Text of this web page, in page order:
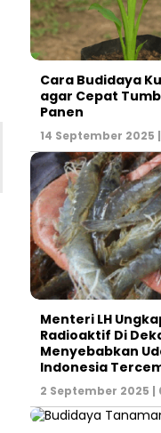
Cara Budidaya
agar Cepat
Panen
14 September 2025 |
Menteri LH
Radioaktif Di
Menyebabkan
Indonesia
2 September 2025 |